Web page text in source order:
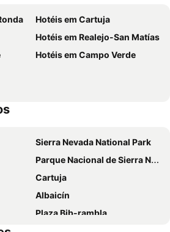
Hotel Granada by Pierre & Vacances
Hotel Macià Cóndor
Checkin Urban Nevada
ibis Granada
Eurostars Puerta Real
Hotel Macià Granada Five Senses Rooms & Suites
Hotel Granada Center
Casual Ilbira Granada
Hotéis em Cartuja
Hotéis em Realejo-San Matías
Hotéis em Campo Verde
Sierra Nevada National Park
Parque Nacional de Sierra Nevada
Cartuja
Albaicín
Plaza Bib-rambla